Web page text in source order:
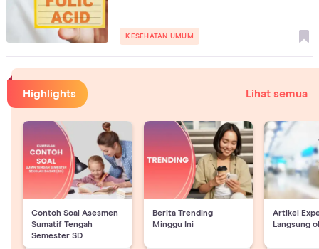
KESEHATAN UMUM
Highlights Lihat semua
Contoh Soal Asesmen
Sumatif Tengah
Semester SD
Berita Trending
Minggu Ini
Artikel
Langsung